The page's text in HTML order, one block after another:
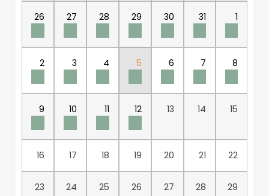
26 27 28 29 30 31 1
2 3 4 5 6 7 8
9 10 11 12 13 14 15
16 17 18 19 20 21 22
23 24 25 26 27 28 29